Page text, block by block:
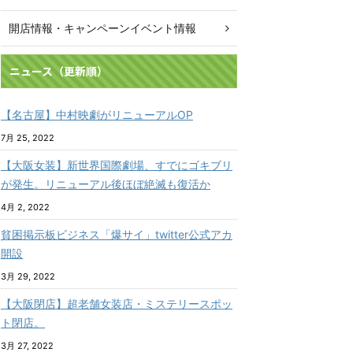
開店情報・キャンペーンイベント情報
ニュース（更新順）
【名古屋】中村映劇がリニューアルOP
7月 25, 2022
【大阪女装】新世界国際劇場、すでにゴキブリ
が発生。リニューアル後ほぼ絶滅も復活か
4月 2, 2022
貧困掲示板ビジネス「爆サイ」twitter公式アカ
開設
3月 29, 2022
【大阪閉店】超老舗女装店・ミステリースポッ
ト閉店。
3月 27, 2022